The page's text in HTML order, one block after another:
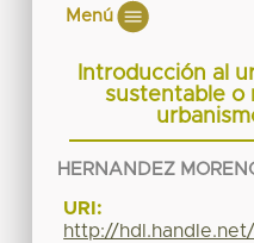
Menú
Introducción al
sustentable o
HERNANDEZ
URI:
http://